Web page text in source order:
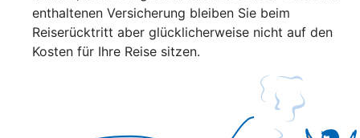
enthaltenen Versicherung bleiben Sie beim
Reiserücktritt aber glücklicherweise nicht auf den
Kosten für Ihre Reise sitzen.